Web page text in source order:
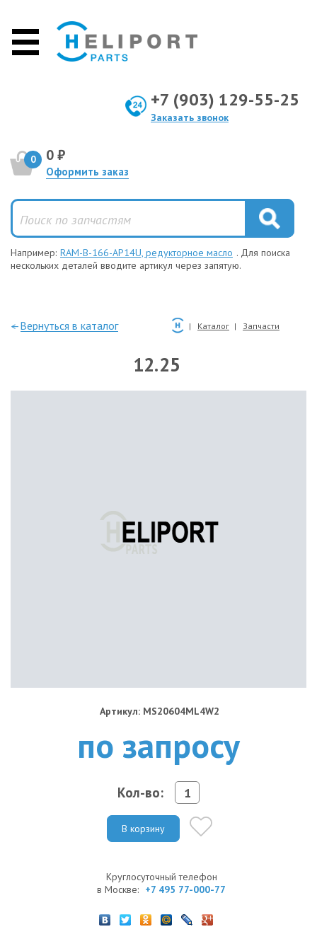
+7 (903) 129-55-25
Заказать звонок
0 0 ₽
Оформить заказ
Например: RAM-B-166-AP14U, редукторное масло . Для поиска
нескольких деталей вводите артикул через запятую.
—Вернуться в каталог Каталог Запчасти
12.25
Артикул: MS20604ML4W2
по запросу
Кол-во:
В корзину
Круглосуточный телефон
в Москве: +7 495 77-000-77